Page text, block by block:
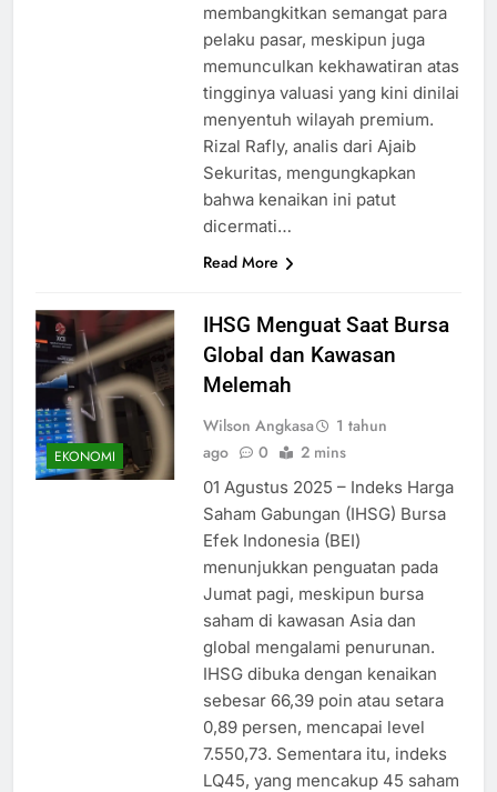
membangkitkan semangat para
pelaku pasar, meskipun juga
memunculkan kekhawatiran atas
tingginya valuasi yang kini dinilai
menyentuh wilayah premium.
Rizal Rafly, analis dari Ajaib
Sekuritas, mengungkapkan
bahwa kenaikan ini patut
dicermati…
Read More
EKONOMI
IHSG Menguat Saat Bursa
Global dan Kawasan
Melemah
Wilson Angkasa
1 tahun
ago
0 2 mins
01 Agustus 2025 – Indeks Harga
Saham Gabungan (IHSG) Bursa
Efek Indonesia (BEI)
menunjukkan penguatan pada
Jumat pagi, meskipun bursa
saham di kawasan Asia dan
global mengalami penurunan.
IHSG dibuka dengan kenaikan
sebesar 66,39 poin atau setara
0,89 persen, mencapai level
7.550,73. Sementara itu, indeks
LQ45, yang mencakup 45 saham